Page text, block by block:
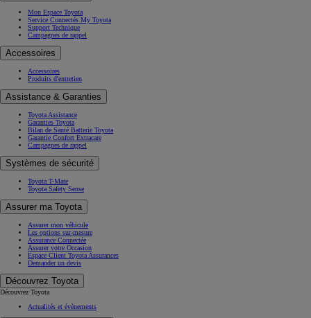
Mon Espace Toyota
Service Connectés My Toyota
Support Technique
Campagnes de rappel
Accessoires
Accessoires
Produits d'entretien
Assistance & Garanties
Toyota Assistance
Garanties Toyota
Bilan de Santé Batterie Toyota
Garantie Confort Extracare
Campagnes de rappel
Systèmes de sécurité
Toyota T-Mate
Toyota Safety Sense
Assurer ma Toyota
Assurer mon véhicule
Les options sur-mesure
Assurance Connectée
Assurer votre Occasion
Espace Client Toyota Assurances
Demander un devis
Découvrez Toyota
Découvrez Toyota
Actualités et évènements